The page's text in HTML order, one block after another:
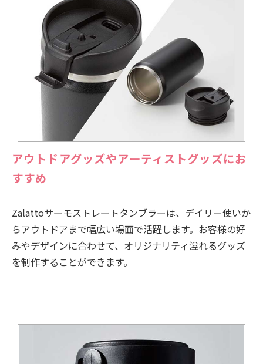
アウトドアグッズやアーティストグッズにお
すすめ
Zalattoサーモストレートタンブラーは、デイリー使いか
らアウトドアまで幅広い場面で活躍します。お客様の好
みやデザインに合わせて、オリジナリティ溢れるグッズ
を制作することができます。